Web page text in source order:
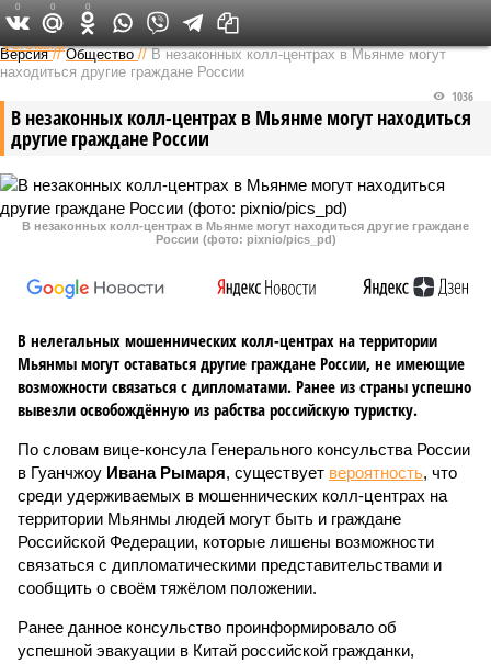
Федеральный выпуск
Версия //Общество //В незаконных колл-центрах в Мьянме могут
находиться другие граждане России
В незаконных колл-центрах в Мьянме могут находиться
другие граждане России
1036
В незаконных колл-центрах в Мьянме могут находиться другие граждане
России (фото: pixnio/pics_pd)
В нелегальных мошеннических колл-центрах на территории
Мьянмы могут оставаться другие граждане России, не имеющие
возможности связаться с дипломатами. Ранее из страны успешно
вывезли освобождённую из рабства российскую туристку.
По словам вице-консула Генерального консульства России
в Гуанчжоу Ивана Рымаря, существует вероятность, что
среди удерживаемых в мошеннических колл-центрах на
территории Мьянмы людей могут быть и граждане
Российской Федерации, которые лишены возможности
связаться с дипломатическими представительствами и
сообщить о своём тяжёлом положении.
Ранее данное консульство проинформировало об
успешной эвакуации в Китай российской гражданки,
0 0 0